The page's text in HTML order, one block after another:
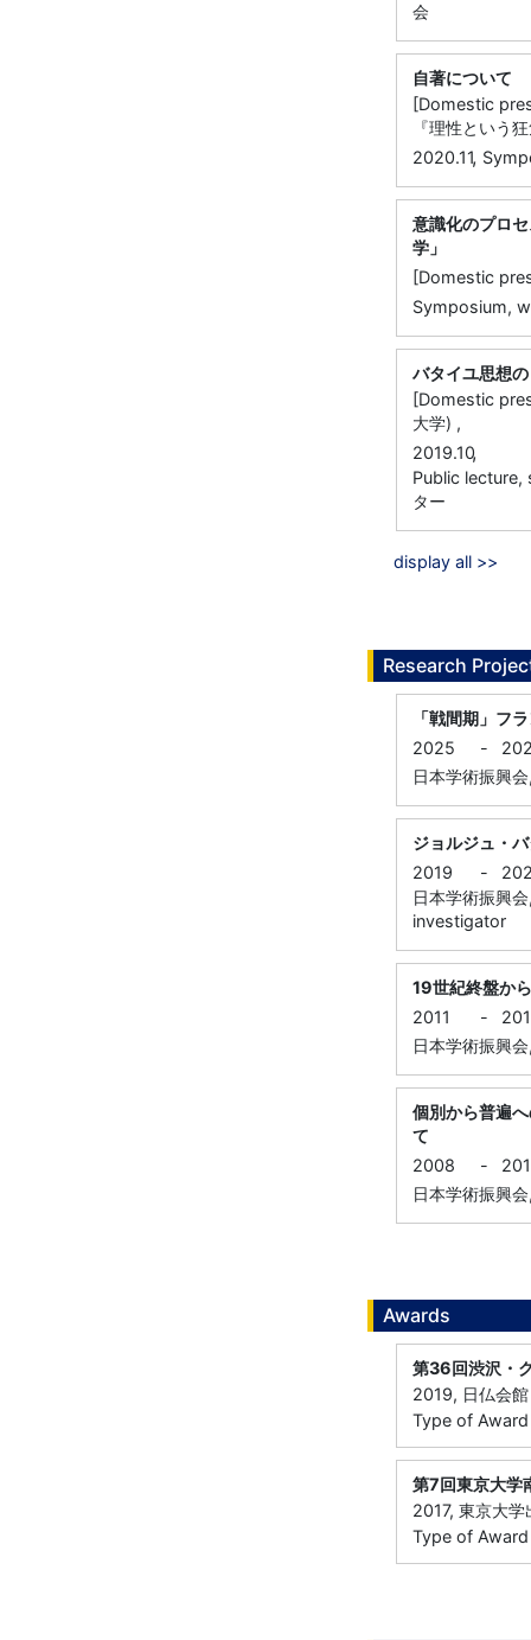
会
自著について
[Domestic
『理性という
2020.11,
意識化のプロ
学」
[Domestic
Symposium,
バタイユ思想
[Domestic
大学) ,
2019.10,
Public lecture,
ター
display all >>
Research
「戦間期」フ
2025
-
日本学術振興
ジョルジュ・
2019
-
日本学術振興
investigator
19世紀終盤か
2011
-
日本学術振興
個別から普遍
て
2008
-
日本学術振興
Awards
第36回渋沢・
2019, 日仏会
Type of
第7回東京大学
2017, 東京大学
Type of